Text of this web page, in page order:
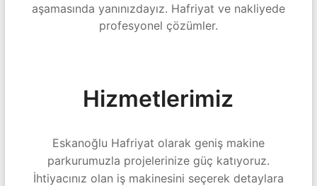
aşamasında yanınızdayız. Hafriyat ve nakliyede
profesyonel çözümler.
Hizmetlerimiz
Eskanoğlu Hafriyat olarak geniş makine
parkurumuzla projelerinize güç katıyoruz.
İhtiyacınız olan iş makinesini seçerek detaylara